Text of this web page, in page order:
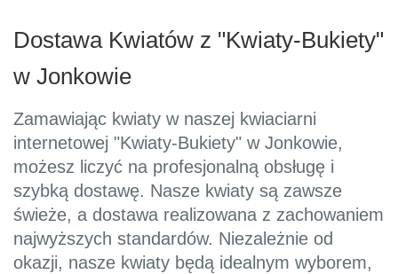
Dostawa Kwiatów z "Kwiaty-Bukiety"
w Jonkowie
Zamawiając kwiaty w naszej kwiaciarni
internetowej "Kwiaty-Bukiety" w Jonkowie,
możesz liczyć na profesjonalną obsługę i
szybką dostawę. Nasze kwiaty są zawsze
świeże, a dostawa realizowana z zachowaniem
najwyższych standardów. Niezależnie od
okazji, nasze kwiaty będą idealnym wyborem,